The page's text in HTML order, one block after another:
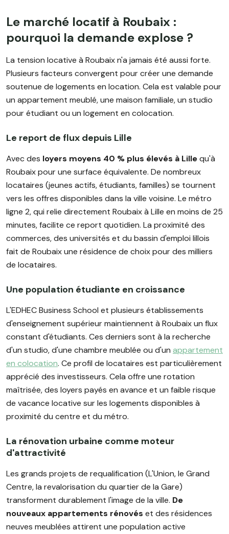
Le marché locatif à Roubaix :
pourquoi la demande explose ?
La tension locative à Roubaix n'a jamais été aussi forte.
Plusieurs facteurs convergent pour créer une demande
soutenue de logements en location. Cela est valable pour
un appartement meublé, une maison familiale, un studio
pour étudiant ou un logement en colocation.
Le report de flux depuis Lille
Avec des loyers moyens 40 % plus élevés à Lillequ'à
Roubaix pour une surface équivalente. De nombreux
locataires (jeunes actifs, étudiants, familles) se tournent
vers les offres disponibles dans la ville voisine. Le métro
ligne 2, qui relie directement Roubaix à Lille en moins de 25
minutes, facilite ce report quotidien. La proximité des
commerces, des universités et du bassin d'emploi lillois
fait de Roubaix une résidence de choix pour des milliers
de locataires.
Une population étudiante en croissance
L'EDHEC Business School et plusieurs établissements
d'enseignement supérieur maintiennent à Roubaix un flux
constant d'étudiants. Ces derniers sont à la recherche
d'un studio, d'une chambre meublée ou d'un appartement
en colocation. Ce profil de locataires est particulièrement
apprécié des investisseurs. Cela offre une rotation
maîtrisée, des loyers payés en avance et un faible risque
de vacance locative sur les logements disponibles à
proximité du centre et du métro.
La rénovation urbaine comme moteur
d'attractivité
Les grands projets de requalification (L'Union, le Grand
Centre, la revalorisation du quartier de la Gare)
transforment durablement l'image de la ville. De
nouveaux appartements rénovés et des résidences
neuves meublées attirent une population active